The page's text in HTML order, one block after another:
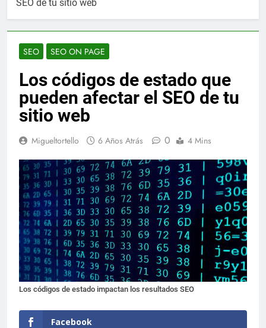
SEO de tu sitio web
SEO SEO ON PAGE
Los códigos de estado que
pueden afectar el SEO de tu
sitio web
Migueltortello 6 Años Atrás 0 4 Mins
Los códigos de estado impactan los resultados SEO
Facebook